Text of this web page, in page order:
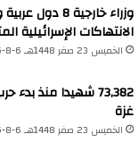
وزراء خارجية 8
الانتهاكات الإسرائيلية
الخميس 23 صفر 1448هـ 6-8-2026م
73,382 شهيدا منذ
غزة
الخميس 23 صفر 1448هـ 6-8-2026م